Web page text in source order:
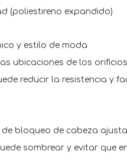
(poliestireno expandido)
y estilo de moda
ubicaciones de los
reducir la resistencia y
de bloqueo de cabeza
sombrear y evitar que